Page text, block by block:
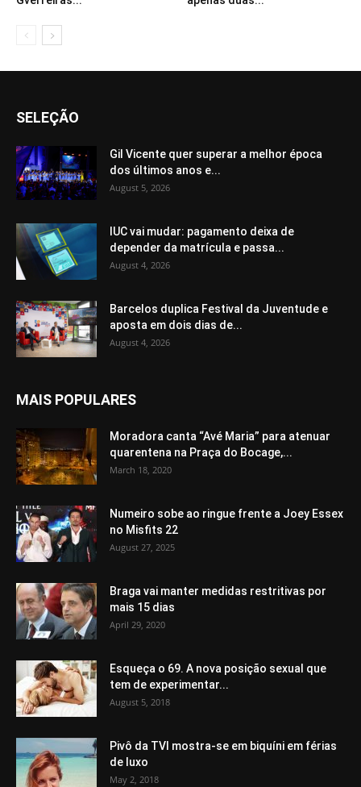
SELEÇÃO
Gil Vicente quer superar a melhor época
dos últimos anos e...
August 5, 2026
IUC vai mudar: pagamento deixa de
depender da matrícula e passa...
August 4, 2026
Barcelos duplica Festival da Juventude e
aposta em dois dias de...
August 4, 2026
MAIS POPULARES
Moradora canta “Avé Maria” para atenuar
quarentena na Praça do Bocage,...
March 18, 2020
Numeiro sobe ao ringue frente a Joey Essex
no Misfits 22
August 27, 2025
Braga vai manter medidas restritivas por
mais 15 dias
April 29, 2020
Esqueça o 69. A nova posição sexual que
tem de experimentar...
August 5, 2018
Pivô da TVI mostra-se em biquíni em férias
de luxo
May 2, 2018